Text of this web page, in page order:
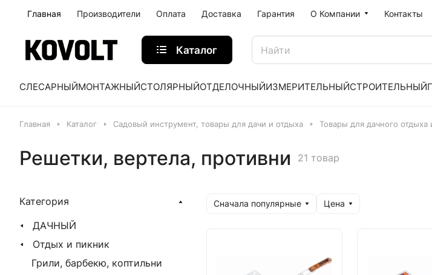
Главная Производители Оплата Доставка Гарантия О Компании Контакты
Каталог
СЛЕСАРНЫЙМОНТАЖНЫЙСТОЛЯРНЫЙОТДЕЛОЧНЫЙИЗМЕРИТЕЛЬНЫЙСТРОИТЕЛЬНЫЙ
Главная Каталог Садовый инструмент, товары для дачи и отдыха Товары для дачного отдыха
Решетки, вертела, противни 21 товар
Сначала популярные Цена
Категория
ДАЧНЫЙ
Отдых и пикник
Грили, барбекю, коптильни